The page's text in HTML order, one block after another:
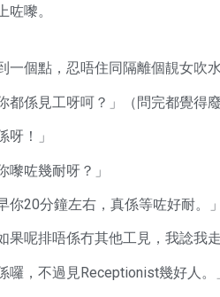
咗嚟。
一個點，忍唔住同隔離個靚女吹水
都係見工呀呵？」（問完都覺得廢
呀！」
嚟咗幾耐呀？」
你20分鐘左右，真係等咗好耐。」
如果呢排唔係冇其他工見，我諗我
囉，不過見Receptionist幾好人。